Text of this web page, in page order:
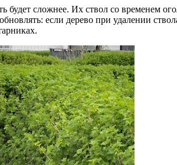
будет сложнее. Их ствол со временем
если дерево при удалении